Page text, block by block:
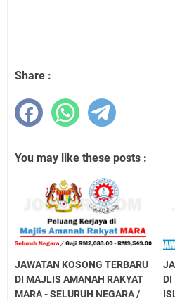
Share :
You may like these posts :
JAWATAN KOSONG TERBARU
DI MAJLIS AMANAH RAKYAT
MARA - SELURUH NEGARA /
DI